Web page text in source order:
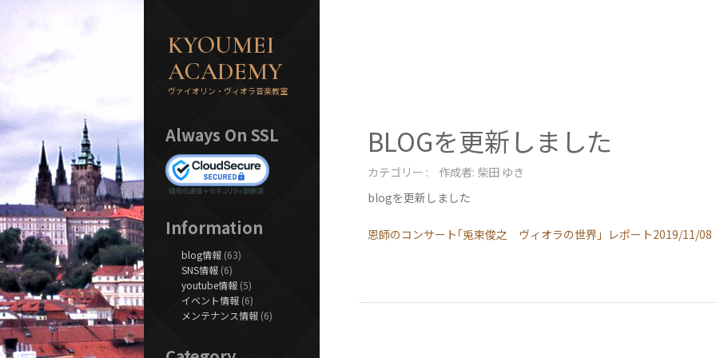
KYOUMEI
ACADEMY
ヴァイオリン・ヴィオラ音楽教室
BLOGを更新しました
カテゴリー :
作成者: 柴田 ゆき
blogを更新しました
恩師のコンサート｢兎束俊之 ヴィオラの世界」レポート2019/11/08
Always On SSL
Information
blog情報 (63)
SNS情報 (6)
youtube情報 (5)
イベント情報 (6)
メンテナンス情報 (6)